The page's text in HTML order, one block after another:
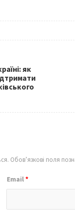
як
Обов’язкові поля
Email*